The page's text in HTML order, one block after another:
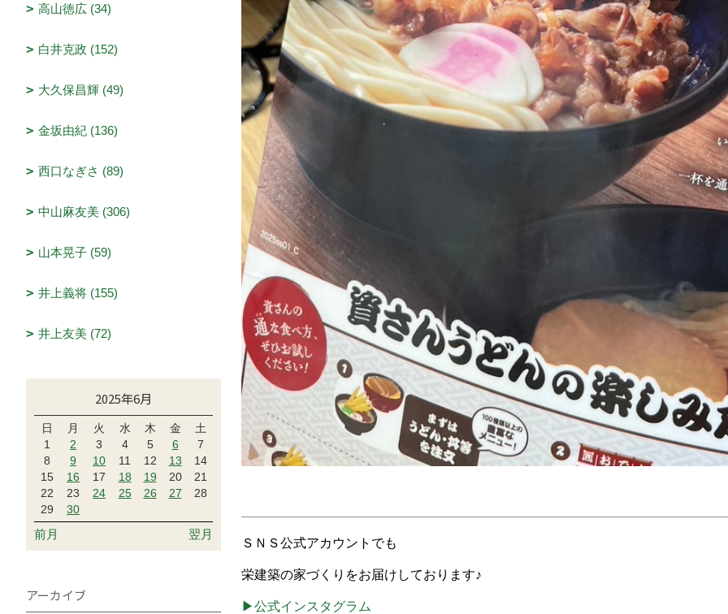
ＳＮＳ公式アカウントでも
栄建築の家づくりをお届けしております♪
▶公式インスタグラム
高山徳広 (34)
白井克政 (152)
大久保昌輝 (49)
金坂由紀 (136)
西口なぎさ (89)
中山麻友美 (306)
山本晃子 (59)
井上義将 (155)
井上友美 (72)
2025年6月
日 月 火 水 木 金
土
1
2 3 4 5 6
7
8
9 10 11 12 13
14
15
16 17 18 19 20
21
22
23 24 25 26 27
28
29
30
前月 翌月
アーカイブ